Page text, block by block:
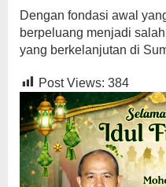
Dengan fondasi awal
berpeluang menjadi
yang berkelanjutan di
Post Views: 384